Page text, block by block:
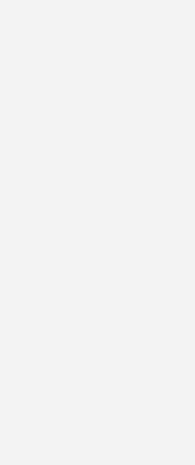
Gießen häuslicher
Sein zwölfeckiger,
aus 0,7 mm starkem
Höhe, damit sich der
Die einzelnen Scharen sind
verbunden, der obere Deckel
Das edelmatte
Schleifen.
einen kühnen Entwurf. So
entwickelte ein
die prickelnden Tropfen
fertigte er
des Innenteils sind
Jeweils ein Wulst bildet